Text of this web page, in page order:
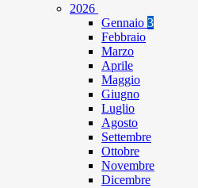
2026
Gennaio 3
Febbraio
Marzo
Aprile
Maggio
Giugno
Luglio
Agosto
Settembre
Ottobre
Novembre
Dicembre